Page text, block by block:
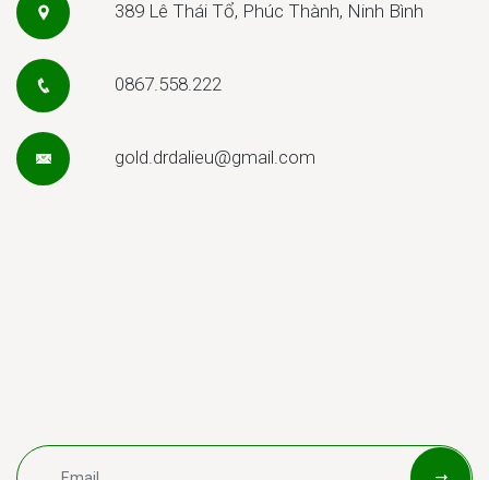
389 Lê Thái Tổ, Phúc Thành, Ninh Bình
0867.558.222
gold.drdalieu@gmail.com